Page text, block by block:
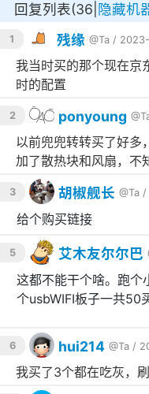
回复列表(36| 隐藏机
1 残缘 @Ta /
我当时买的那个现在京
时的配置
2 ponyoung
以前兜兜转转买了好多
加了散热块和风扇，不
3 胡椒舰长 @Ta /
给个购买链接
5 艾木友尔尔巴
这都不能干个啥。跑个
个usbWIFI板子一共50
6 hui214 @Ta /
我买了3个都在吃灰，